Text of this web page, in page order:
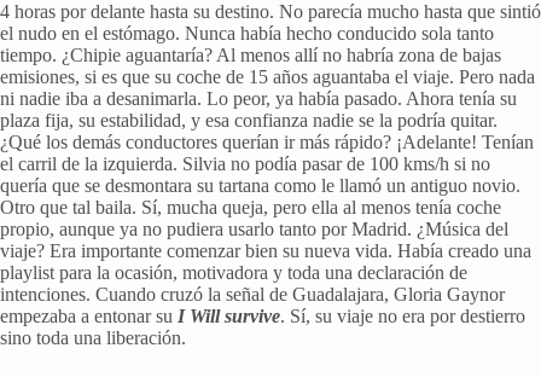
4 horas por delante hasta su destino. No parecía mucho hasta que sintió
el nudo en el estómago. Nunca había hecho conducido sola tanto
tiempo. ¿Chipie aguantaría? Al menos allí no habría zona de bajas
emisiones, si es que su coche de 15 años aguantaba el viaje. Pero nada
ni nadie iba a desanimarla. Lo peor, ya había pasado. Ahora tenía su
plaza fija, su estabilidad, y esa confianza nadie se la podría quitar.
¿Qué los demás conductores querían ir más rápido? ¡Adelante! Tenían
el carril de la izquierda. Silvia no podía pasar de 100 kms/h si no
quería que se desmontara su tartana como le llamó un antiguo novio.
Otro que tal baila. Sí, mucha queja, pero ella al menos tenía coche
propio, aunque ya no pudiera usarlo tanto por Madrid. ¿Música del
viaje? Era importante comenzar bien su nueva vida. Había creado una
playlist para la ocasión, motivadora y toda una declaración de
intenciones. Cuando cruzó la señal de Guadalajara, Gloria Gaynor
empezaba a entonar su I Will survive. Sí, su viaje no era por destierro
sino toda una liberación.